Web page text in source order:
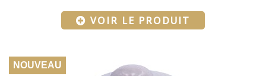
VOIR LE PRODUIT
NOUVEAU